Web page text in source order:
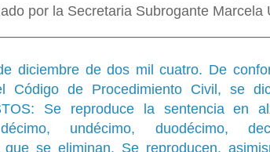
por la Secretaria Subrogante Marcela
diciembre de dos mil cuatro. De
Código de Procedimiento Civil, se
Se reproduce la sentencia en
undécimo, duodécimo,
que se eliminan. Se reproducen,